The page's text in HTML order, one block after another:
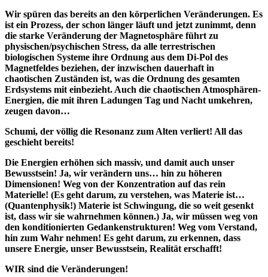
Wir spüren das bereits an den körperlichen Veränderungen. Es
ist ein Prozess, der schon länger läuft und jetzt zunimmt, denn
die starke Veränderung der Magnetosphäre führt zu
physischen/psychischen Stress, da alle terrestrischen
biologischen Systeme ihre Ordnung aus dem Di-Pol des
Magnetfeldes beziehen, der inzwischen dauerhaft in
chaotischen Zuständen ist, was die Ordnung des gesamten
Erdsystems mit einbezieht. Auch die chaotischen Atmosphären-
Energien, die mit ihren Ladungen Tag und Nacht umkehren,
zeugen davon…
Schumi, der völlig die Resonanz zum Alten verliert! All das
geschieht bereits!
Die Energien erhöhen sich massiv, und damit auch unser
Bewusstsein! Ja, wir verändern uns… hin zu höheren
Dimensionen! Weg von der Konzentration auf das rein
Materielle! (Es geht darum, zu verstehen, was Materie ist…
(Quantenphysik!) Materie ist Schwingung, die so weit gesenkt
ist, dass wir sie wahrnehmen können.) Ja, wir müssen weg von
den konditionierten Gedankenstrukturen! Weg vom Verstand,
hin zum Wahr nehmen! Es geht darum, zu erkennen, dass
unsere Energie, unser Bewusstsein, Realität erschafft!
WIR sind die Veränderungen!